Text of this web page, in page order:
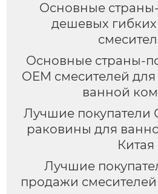
Основные
дешевых
Основные страны-
OEM смесителей
ванной
Лучшие покупатели
раковины для
Китая
Лучшие
продажи